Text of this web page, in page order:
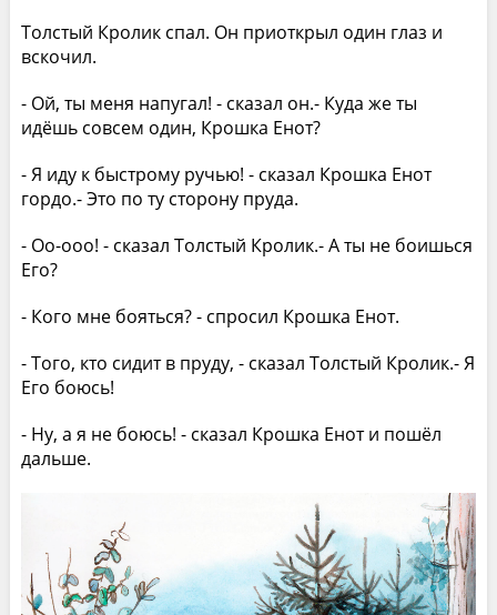
Толстый Кролик спал. Он приоткрыл один глаз и
вскочил.
- Ой, ты меня напугал! - сказал он.- Куда же ты
идёшь совсем один, Крошка Енот?
- Я иду к быстрому ручью! - сказал Крошка Енот
гордо.- Это по ту сторону пруда.
- Оо-ооо! - сказал Толстый Кролик.- А ты не боишься
Его?
- Кого мне бояться? - спросил Крошка Енот.
- Того, кто сидит в пруду, - сказал Толстый Кролик.- Я
Его боюсь!
- Ну, а я не боюсь! - сказал Крошка Енот и пошёл
дальше.